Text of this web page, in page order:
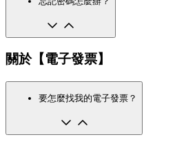
關於【電子發票】
要怎麼找我的電子發票？